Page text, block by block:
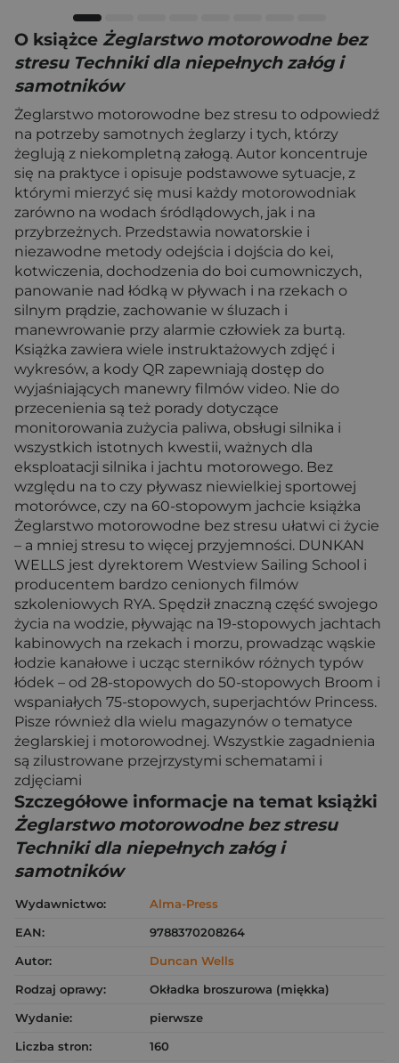
O książce Żeglarstwo motorowodne bez
stresu Techniki dla niepełnych załóg i
samotników
Żeglarstwo motorowodne bez stresu to odpowiedź
na potrzeby samotnych żeglarzy i tych, którzy
żeglują z niekompletną załogą. Autor koncentruje
się na praktyce i opisuje podstawowe sytuacje, z
którymi mierzyć się musi każdy motorowodniak
zarówno na wodach śródlądowych, jak i na
przybrzeżnych. Przedstawia nowatorskie i
niezawodne metody odejścia i dojścia do kei,
kotwiczenia, dochodzenia do boi cumowniczych,
panowanie nad łódką w pływach i na rzekach o
silnym prądzie, zachowanie w śluzach i
manewrowanie przy alarmie człowiek za burtą.
Książka zawiera wiele instruktażowych zdjęć i
wykresów, a kody QR zapewniają dostęp do
wyjaśniających manewry filmów video. Nie do
przecenienia są też porady dotyczące
monitorowania zużycia paliwa, obsługi silnika i
wszystkich istotnych kwestii, ważnych dla
eksploatacji silnika i jachtu motorowego. Bez
względu na to czy pływasz niewielkiej sportowej
motorówce, czy na 60-stopowym jachcie książka
Żeglarstwo motorowodne bez stresu ułatwi ci życie
– a mniej stresu to więcej przyjemności. DUNKAN
WELLS jest dyrektorem Westview Sailing School i
producentem bardzo cenionych filmów
szkoleniowych RYA. Spędził znaczną część swojego
życia na wodzie, pływając na 19-stopowych jachtach
kabinowych na rzekach i morzu, prowadząc wąskie
łodzie kanałowe i ucząc sterników różnych typów
łódek – od 28-stopowych do 50-stopowych Broom i
wspaniałych 75-stopowych, superjachtów Princess.
Pisze również dla wielu magazynów o tematyce
żeglarskiej i motorowodnej. Wszystkie zagadnienia
są zilustrowane przejrzystymi schematami i
zdjęciami
Szczegółowe informacje na temat książki
Żeglarstwo motorowodne bez stresu
Techniki dla niepełnych załóg i
samotników
Wydawnictwo:
Alma-Press
EAN:
9788370208264
Autor:
Duncan Wells
Rodzaj oprawy:
Okładka broszurowa (miękka)
Wydanie:
pierwsze
Liczba stron:
160